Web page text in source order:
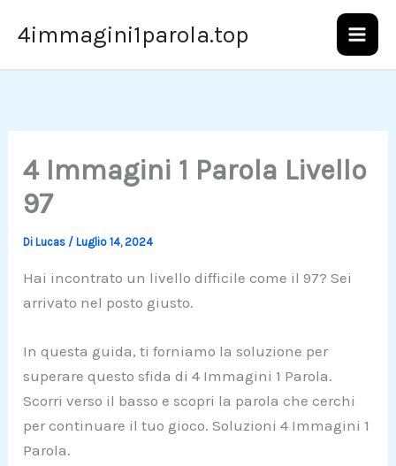
4immagini1parola.top
4 Immagini 1 Parola Livello
97
DiLucas /Luglio 14, 2024
Hai incontrato un livello difficile come il 97? Sei
arrivato nel posto giusto.
In questa guida, ti forniamo la soluzione per
superare questo sfida di 4 Immagini 1 Parola.
Scorri verso il basso e scopri la parola che cerchi
per continuare il tuo gioco. Soluzioni 4 Immagini 1
Parola.